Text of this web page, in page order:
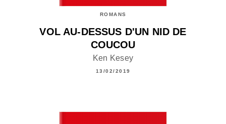
ROMANS
VOL AU-DESSUS D'UN NID DE
COUCOU
Ken Kesey
13/02/2019